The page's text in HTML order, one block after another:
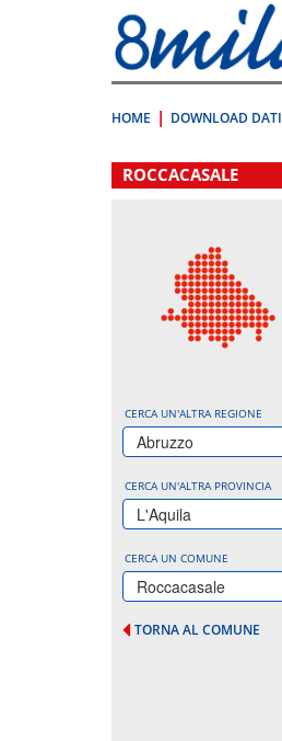
direttamente
a:
Contenuto
HOME DOWNLOAD DATI
.
ROCCACASALE
CERCA UN'ALTRA REGIONE
Abruzzo
CERCA UN'ALTRA PROVINCIA
L'Aquila
CERCA UN COMUNE
Roccacasale
TORNA AL COMUNE